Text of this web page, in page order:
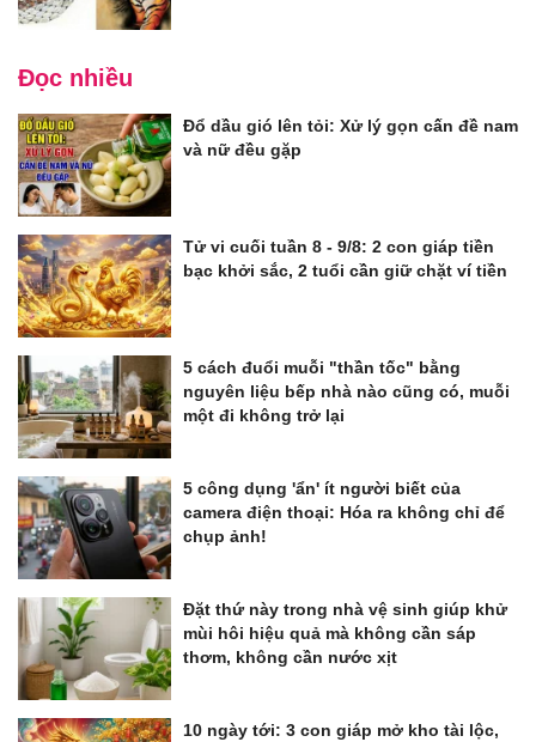
Đọc nhiều
Đổ dầu gió lên tỏi: Xử lý gọn cấn đề nam
và nữ đều gặp
Tử vi cuối tuần 8 - 9/8: 2 con giáp tiền
bạc khởi sắc, 2 tuổi cần giữ chặt ví tiền
5 cách đuổi muỗi "thần tốc" bằng
nguyên liệu bếp nhà nào cũng có, muỗi
một đi không trở lại
5 công dụng 'ẩn' ít người biết của
camera điện thoại: Hóa ra không chỉ để
chụp ảnh!
Đặt thứ này trong nhà vệ sinh giúp khử
mùi hôi hiệu quả mà không cần sáp
thơm, không cần nước xịt
10 ngày tới: 3 con giáp mở kho tài lộc,